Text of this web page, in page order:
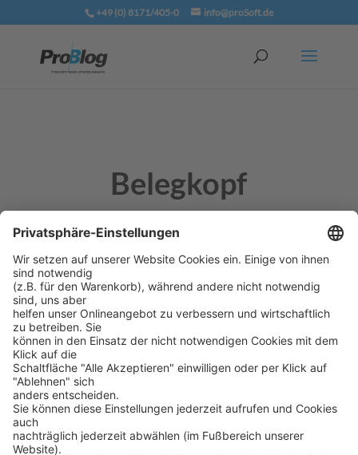
+49 (0) 8171/405-0 info@proSoft.de
Belegkopf
Teil eines Belegs, der die Informationen enthält, die
für den ganzen Beleg Gültigkeit haben, wie z. B. das
Belegdatum und die Belegnummer.